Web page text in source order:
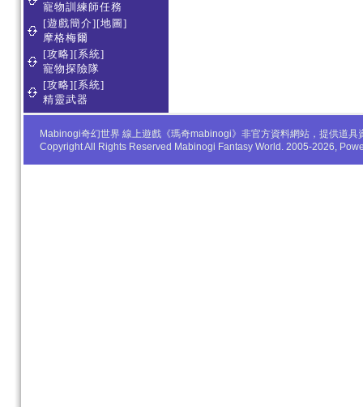
寵物訓練師任務
[遊戲簡介][地圖]
摩格梅爾
[攻略][系統]
寵物探險隊
[攻略][系統]
精靈武器
Mabinogi奇幻世界 線上遊戲《瑪奇mabinogi》非官方資料網站，提供道
Copyright All Rights Reserved Mabinogi Fantasy World. 2005-2026,